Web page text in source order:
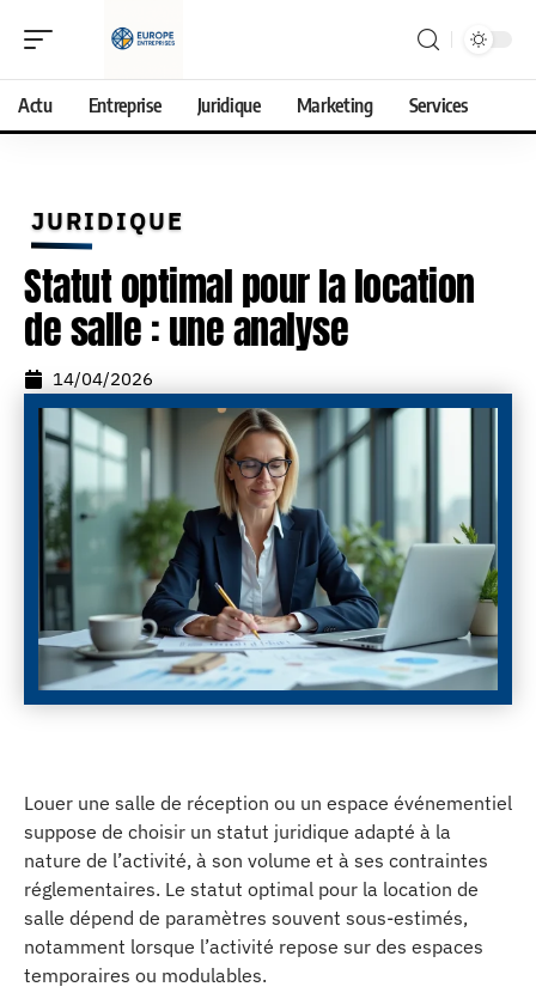
Actu Entreprise Juridique Marketing Services
JURIDIQUE
Statut optimal pour la location
de salle : une analyse
14/04/2026
Louer une salle de réception ou un espace événementiel
suppose de choisir un statut juridique adapté à la
nature de l’activité, à son volume et à ses contraintes
réglementaires. Le statut optimal pour la location de
salle dépend de paramètres souvent sous-estimés,
notamment lorsque l’activité repose sur des espaces
temporaires ou modulables.